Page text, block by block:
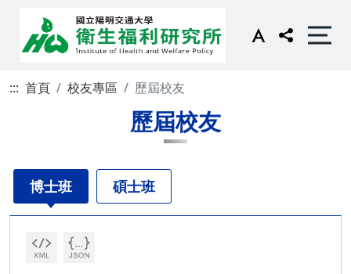
::: 首頁 校友專區 歷屆校友
歷屆校友
博士班 碩士班